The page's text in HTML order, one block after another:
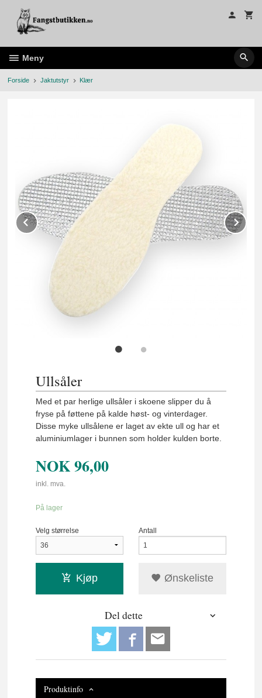
innholdet
Meny
Forside Jaktutstyr Klær
Prev
Ullsåler
Med et par herlige ullsåler i skoene slipper du å
fryse på føttene på kalde høst- og vinterdager.
Disse myke ullsålene er laget av ekte ull og har et
aluminiumlager i bunnen som holder kulden borte.
NOK96,00
inkl. mva.
På lager
Velg størrelse Antall
Kjøp Ønskeliste
Del dette
Produktinfo